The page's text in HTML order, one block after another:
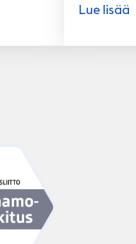
Lue lisää